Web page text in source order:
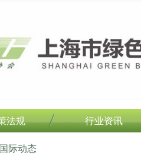
法规 行业资讯
国际动态